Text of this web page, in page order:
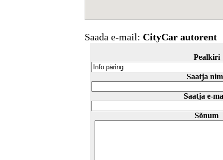
Saada e-mail: CityCar autorent
Pealkiri
Saatja
Saatja e-
Sõnum